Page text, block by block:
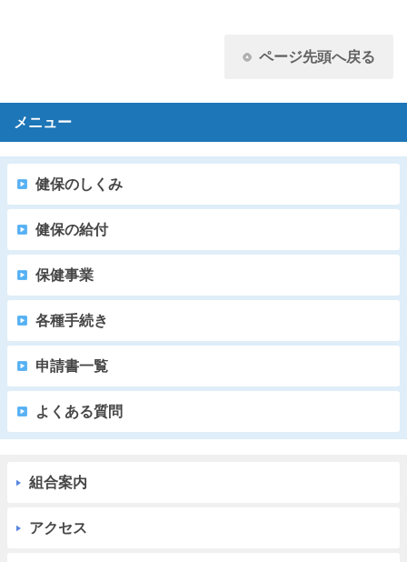
ページ先頭へ戻る
メニュー
健保のしくみ
健保の給付
保健事業
各種手続き
申請書一覧
よくある質問
組合案内
アクセス